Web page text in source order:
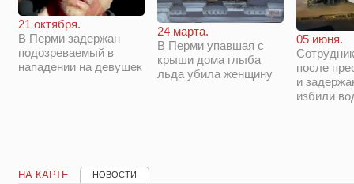
21 октября.
В Перми задержан
подозреваемый в
нападении на девушек
24 марта.
В Перми упавшая с
крыши дома глыба
льда убила женщину
05 июня.
после
и
избили
НА КАРТЕ НОВОСТИ